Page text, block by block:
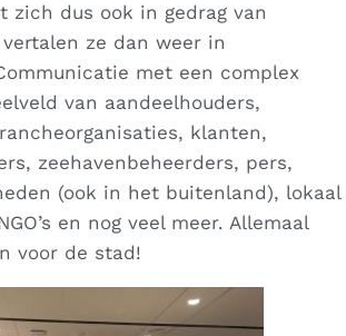
zich dus ook in gedrag van
ze dan weer in
met een complex
van aandeelhouders,
klanten,
zeehavenbeheerders, pers,
(ook in het buitenland), lokaal
en nog veel meer. Allemaal
voor de stad!